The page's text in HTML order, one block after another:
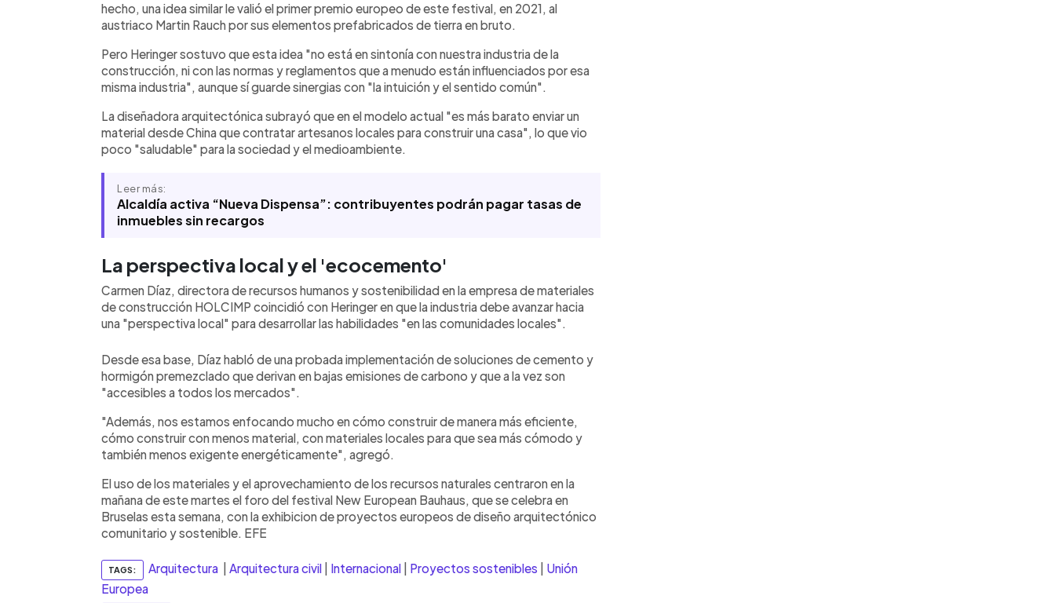
hecho, una idea similar le valió el primer premio europeo de este festival, en 2021, al
austriaco Martin Rauch por sus elementos prefabricados de tierra en bruto.
Pero Heringer sostuvo que esta idea "no está en sintonía con nuestra industria de la
construcción, ni con las normas y reglamentos que a menudo están influenciados por esa
misma industria", aunque sí guarde sinergias con "la intuición y el sentido común".
La diseñadora arquitectónica subrayó que en el modelo actual "es más barato enviar un
material desde China que contratar artesanos locales para construir una casa", lo que vio
poco "saludable" para la sociedad y el medioambiente.
Leer más:
Alcaldía activa “Nueva Dispensa”: contribuyentes podrán pagar tasas de
inmuebles sin recargos
La perspectiva local y el 'ecocemento'
Carmen Díaz, directora de recursos humanos y sostenibilidad en la empresa de materiales
de construcción HOLCIMP coincidió con Heringer en que la industria debe avanzar hacia
una "perspectiva local" para desarrollar las habilidades "en las comunidades locales".
Desde esa base, Díaz habló de una probada implementación de soluciones de cemento y
hormigón premezclado que derivan en bajas emisiones de carbono y que a la vez son
"accesibles a todos los mercados".
"Además, nos estamos enfocando mucho en cómo construir de manera más eficiente,
cómo construir con menos material, con materiales locales para que sea más cómodo y
también menos exigente energéticamente", agregó.
El uso de los materiales y el aprovechamiento de los recursos naturales centraron en la
mañana de este martes el foro del festival New European Bauhaus, que se celebra en
Bruselas esta semana, con la exhibicion de proyectos europeos de diseño arquitectónico
comunitario y sostenible. EFE
TAGS: Arquitectura Arquitectura civil Internacional Proyectos sostenibles
Unión
Europea